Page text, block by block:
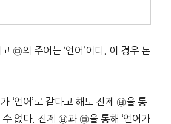
㉤의 주어는 ‘언어’이다. 이 경우 논
‘언어’로 같다고 해도 전제 ㉥을 통
없다. 전제 ㉥과 ㉤을 통해 ‘언어가